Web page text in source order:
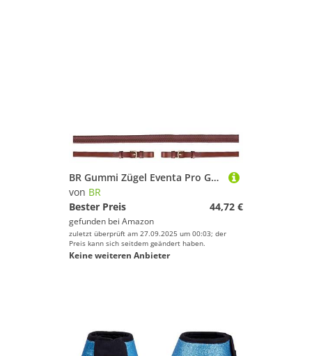
BR Gummi Zügel Eventa Pro Grip 16mm runde Schnalle Tobacco/gold Full
von BR
Bester Preis
44,72 €
gefunden bei Amazon
zuletzt überprüft am 27.09.2025 um 00:03; der
Preis kann sich seitdem geändert haben.
Keine weiteren Anbieter